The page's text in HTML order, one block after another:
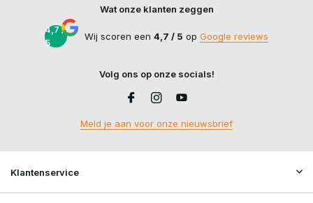
Wat onze klanten zeggen
4,7 /
5
Wij scoren een 4,7 / 5 op Google reviews
Volg ons op onze socials!
Meld je aan voor onze nieuwsbrief
Klantenservice